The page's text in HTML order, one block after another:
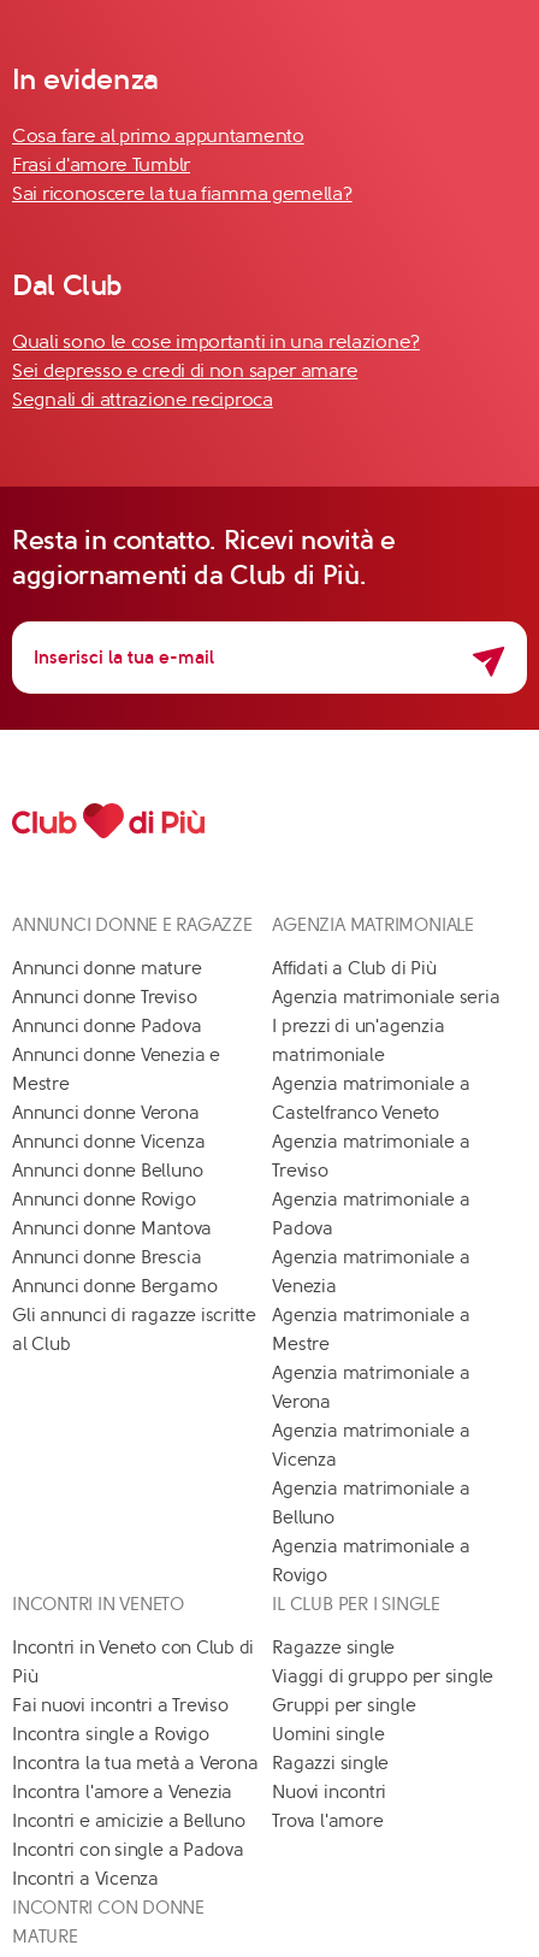
In evidenza
Cosa fare al primo appuntamento
Frasi d'amore Tumblr
Sai riconoscere la tua fiamma gemella?
Dal Club
Quali sono le cose importanti in una relazione?
Sei depresso e credi di non saper amare
Segnali di attrazione reciproca
Resta in contatto. Ricevi novità e
aggiornamenti da Club di Più.
ANNUNCI DONNE E RAGAZZE
Annunci donne mature
Annunci donne Treviso
Annunci donne Padova
Annunci donne Venezia e
Mestre
Annunci donne Verona
Annunci donne Vicenza
Annunci donne Belluno
Annunci donne Rovigo
Annunci donne Mantova
Annunci donne Brescia
Annunci donne Bergamo
Gli annunci di ragazze iscritte
al Club
AGENZIA MATRIMONIALE
Affidati a Club di Più
Agenzia matrimoniale seria
I prezzi di un'agenzia
matrimoniale
Agenzia matrimoniale a
Castelfranco Veneto
Agenzia matrimoniale a
Treviso
Agenzia matrimoniale a
Padova
Agenzia matrimoniale a
Venezia
Agenzia matrimoniale a
Mestre
Agenzia matrimoniale a
Verona
Agenzia matrimoniale a
Vicenza
Agenzia matrimoniale a
Belluno
Agenzia matrimoniale a
Rovigo
INCONTRI IN VENETO
Incontri in Veneto con Club di
Più
Fai nuovi incontri a Treviso
Incontra single a Rovigo
Incontra la tua metà a Verona
Incontra l'amore a Venezia
Incontri e amicizie a Belluno
Incontri con single a Padova
Incontri a Vicenza
IL CLUB PER I SINGLE
Ragazze single
Viaggi di gruppo per single
Gruppi per single
Uomini single
Ragazzi single
Nuovi incontri
Trova l'amore
INCONTRI CON DONNE
MATURE